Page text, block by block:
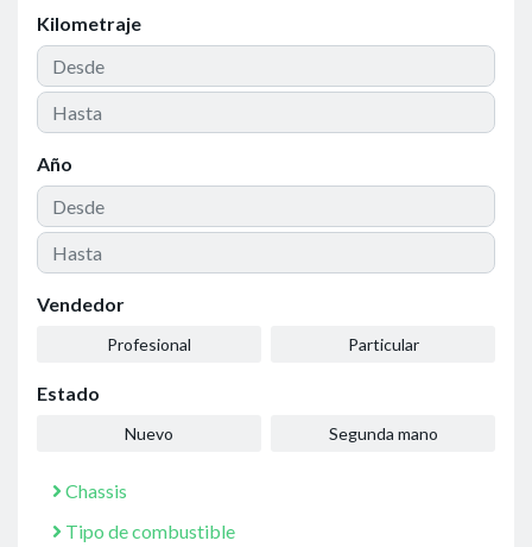
Kilometraje
Año
Vendedor
Profesional Particular
Estado
Nuevo Segunda mano
Chassis
Tipo de combustible